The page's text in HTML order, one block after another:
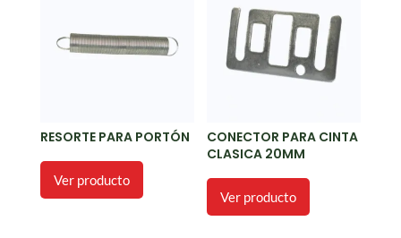
RESORTE PARA PORTÓN
Ver producto
CONECTOR PARA CINTA
CLASICA 20MM
Ver producto